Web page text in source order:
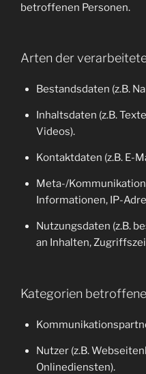
betroffenen Personen.
Arten der
Bestandsdaten (z.B.
Inhaltsdaten (z.B.
Videos).
Kontaktdaten (z.B. E-
Meta-/
Informationen, IP-
Nutzungsdaten (z.B.
an Inhalten,
Kategorien
Nutzer (z.B.
Onlinediensten).